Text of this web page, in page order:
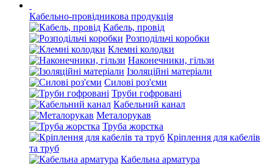
Кабельно-провідникова продукція
Кабель, провід
Розподільчі коробки
Клемні колодки
Наконечники, гільзи
Ізоляційні матеріали
Силові роз'єми
Труби гофровані
Кабельний канал
Металорукав
Труба жорстка
Кріплення для кабелів
та труб
Кабельна арматура